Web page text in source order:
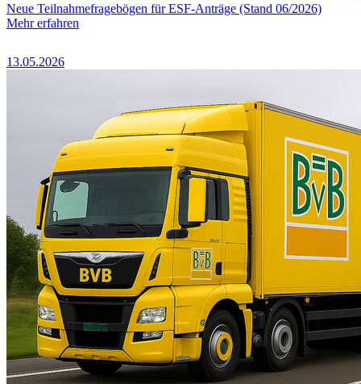
Neue Teilnahmefragebögen für ESF-Anträge (Stand 06/2026)
Mehr erfahren
13.05.2026